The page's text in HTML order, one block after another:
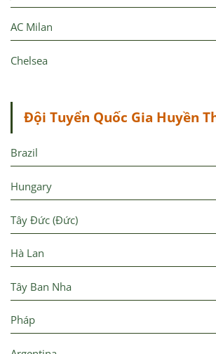
AC Milan
Chelsea
Đội Tuyển Quốc Gia Huyền
Brazil
Hungary
Tây Đức (Đức)
Hà Lan
Tây Ban Nha
Pháp